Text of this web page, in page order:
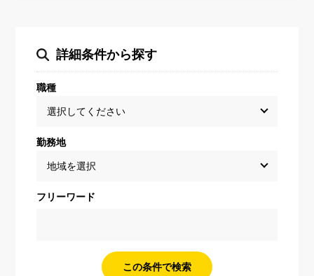
詳細条件から探す
職種
勤務地
フリーワード